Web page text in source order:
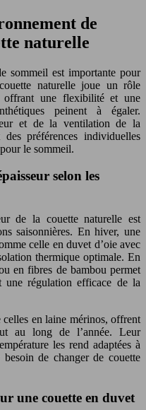
de
naturelle
sommeil est importante pour
naturelle joue un rôle
offrant une flexibilité et une
peinent à égaler.
et de la ventilation de la
préférences individuelles
le sommeil.
selon les
de la couette naturelle est
saisonnières. En hiver, une
celle en duvet d’oie avec
thermique optimale. En
en fibres de bambou permet
régulation efficace de la
celles en laine mérinos, offrent
au long de l’année. Leur
les rend adaptées à
de changer de couette
une couette en duvet